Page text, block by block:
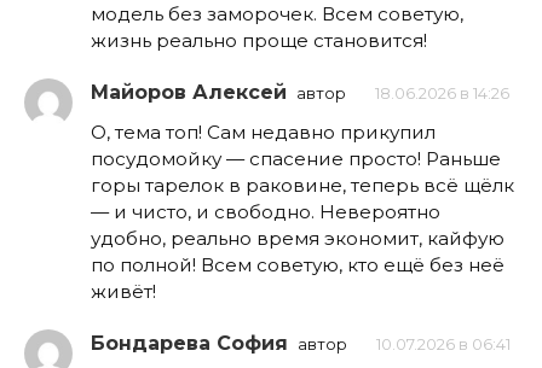
модель без заморочек. Всем советую,
жизнь реально проще становится!
Майоров Алексей автор 18.06.2026 в 14:26
О, тема топ! Сам недавно прикупил
посудомойку — спасение просто! Раньше
горы тарелок в раковине, теперь всё щёлк
— и чисто, и свободно. Невероятно
удобно, реально время экономит, кайфую
по полной! Всем советую, кто ещё без неё
живёт!
Бондарева София автор 10.07.2026 в 06:41